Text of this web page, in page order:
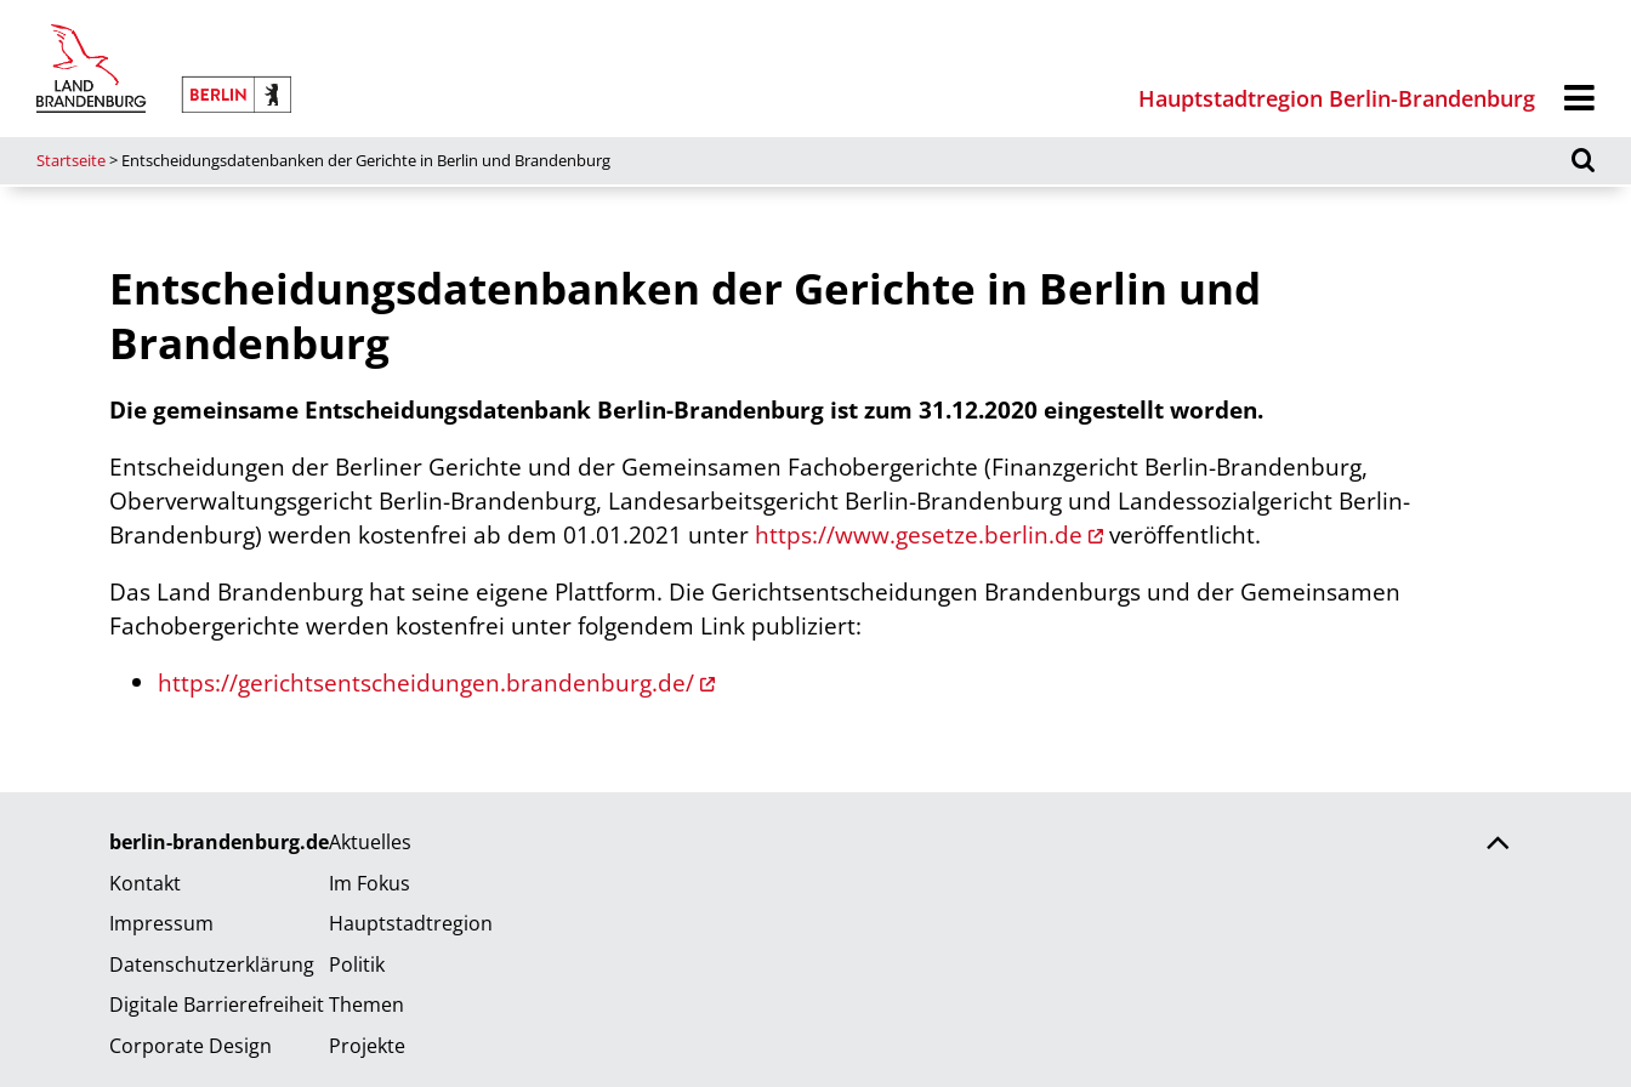
Hauptstadtregion Berlin-Brandenburg
Startseite> Entscheidungsdatenbanken der Gerichte in Berlin und Brandenburg
Entscheidungsdatenbanken der Gerichte in Berlin und
Brandenburg
Die gemeinsame Entscheidungsdatenbank Berlin-Brandenburg ist zum 31.12.2020 eingestellt worden.
Entscheidungen der Berliner Gerichte und der Gemeinsamen Fachobergerichte (Finanzgericht Berlin-Brandenburg,
Oberverwaltungsgericht Berlin-Brandenburg, Landesarbeitsgericht Berlin-Brandenburg und Landessozialgericht Berlin-
Brandenburg) werden kostenfrei ab dem 01.01.2021 unter https://www.gesetze.berlin.de
veröffentlicht.
Das Land Brandenburg hat seine eigene Plattform. Die Gerichtsentscheidungen Brandenburgs und der Gemeinsamen
Fachobergerichte werden kostenfrei unter folgendem Link publiziert:
https://gerichtsentscheidungen.brandenburg.de/
berlin-brandenburg.de
Kontakt
Impressum
Datenschutzerklärung
Digitale Barrierefreiheit
Corporate Design
Aktuelles
Im Fokus
Hauptstadtregion
Politik
Themen
Projekte